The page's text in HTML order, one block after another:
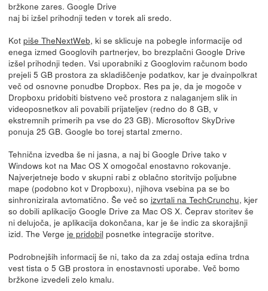
bržkone zares. Google Drive
naj bi izšel prihodnji teden v torek ali sredo.
Kot piše TheNextWeb, ki se sklicuje na pobegle informacije od
enega izmed Googlovih partnerjev, bo brezplačni Google Drive
izšel prihodnji teden. Vsi uporabniki z Googlovim računom bodo
prejeli 5 GB prostora za skladiščenje podatkov, kar je dvainpolkrat
več od osnovne ponudbe Dropbox. Res pa je, da je mogoče v
Dropboxu pridobiti bistveno več prostora z nalaganjem slik in
videoposnetkov ali povabili prijateljev (redno do 8 GB, v
ekstremnih primerih pa vse do 23 GB). Microsoftov SkyDrive
ponuja 25 GB. Google bo torej startal zmerno.
Tehnična izvedba še ni jasna, a naj bi Google Drive tako v
Windows kot na Mac OS X omogočal enostavno rokovanje.
Najverjetneje bodo v skupni rabi z oblačno storitvijo poljubne
mape (podobno kot v Dropboxu), njihova vsebina pa se bo
sinhronizirala avtomatično. Še več so izvrtali na TechCrunchu, kjer
so dobili aplikacijo Google Drive za Mac OS X. Čeprav storitev še
ni delujoča, je aplikacija dokončana, kar je še indic za skorajšnji
izid. The Verge je pridobil posnetke integracije storitve.
Podrobnejših informacij še ni, tako da za zdaj ostaja edina trdna
vest tista o 5 GB prostora in enostavnosti uporabe. Več bomo
bržkone izvedeli zelo kmalu.